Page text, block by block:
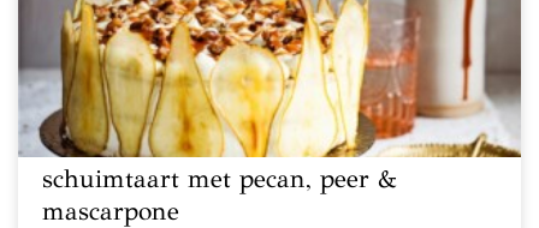
schuimtaart met pecan, peer &
mascarpone